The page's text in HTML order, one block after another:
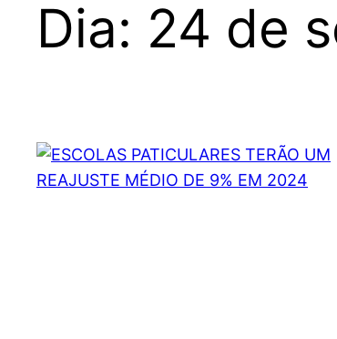
Dia: 24 de